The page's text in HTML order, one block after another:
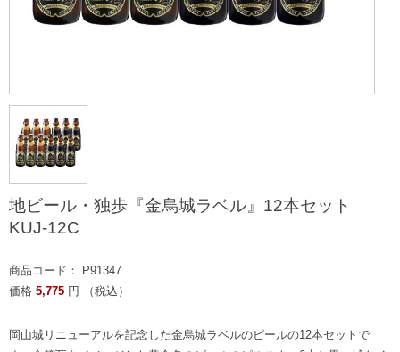
地ビール・独歩『金烏城ラベル』12本セット
KUJ-12C
商品コード： P91347
価格 5,775 円 （税込）
岡山城リニューアルを記念した金烏城ラベルのビールの12本セットで